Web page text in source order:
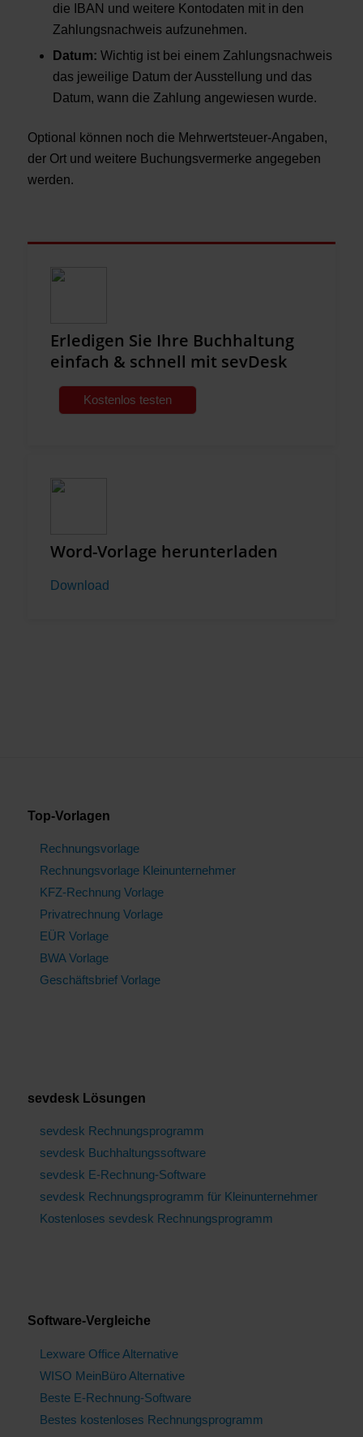
die IBAN und weitere Kontodaten mit in den
Zahlungsnachweis aufzunehmen.
Datum: Wichtig ist bei einem Zahlungsnachweis
das jeweilige Datum der Ausstellung und das
Datum, wann die Zahlung angewiesen wurde.
Optional können noch die Mehrwertsteuer-Angaben,
der Ort und weitere Buchungsvermerke angegeben
werden.
Erledigen Sie Ihre Buchhaltung
einfach & schnell mit sevDesk
Kostenlos testen
Word-Vorlage herunterladen
Download
Top-Vorlagen
Rechnungsvorlage
Rechnungsvorlage Kleinunternehmer
KFZ-Rechnung Vorlage
Privatrechnung Vorlage
EÜR Vorlage
BWA Vorlage
Geschäftsbrief Vorlage
sevdesk Lösungen
sevdesk Rechnungsprogramm
sevdesk Buchhaltungssoftware
sevdesk E-Rechnung-Software
sevdesk Rechnungsprogramm für Kleinunternehmer
Kostenloses sevdesk Rechnungsprogramm
Software-Vergleiche
Lexware Office Alternative
WISO MeinBüro Alternative
Beste E-Rechnung-Software
Bestes kostenloses Rechnungsprogramm